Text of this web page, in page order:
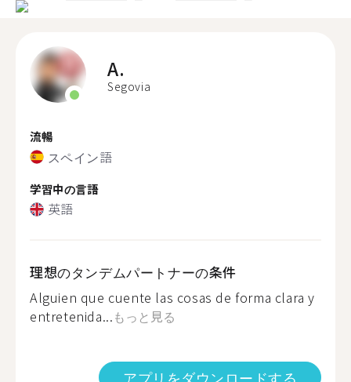
A.
Segovia
流暢
スペイン語
学習中の言語
英語
理想のタンデムパートナーの条件
Alguien que cuente las cosas de forma clara y
entretenida...もっと見る
アプリをダウンロードする